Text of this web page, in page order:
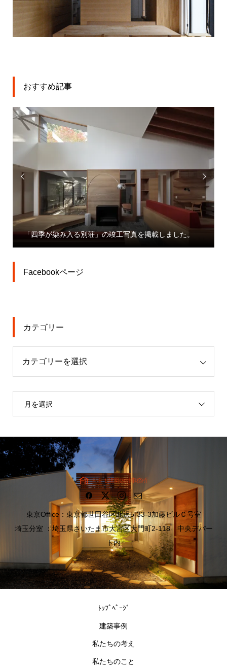
おすすめ記事

る別荘」の竣工写真を掲載しました。
「大宮駅東口大門
業」プレスリリース

Facebookページ
カテゴリー
月を選択
東京Office：東京都世田谷区北沢5-33-3加藤ビルＣ号室
埼玉分室 ：埼玉県さいたま市大宮区大門町2-118 中央デパー
ト内
ﾄｯﾌﾟﾍﾟｰｼﾞ
建築事例
私たちの考え
私たちのこと